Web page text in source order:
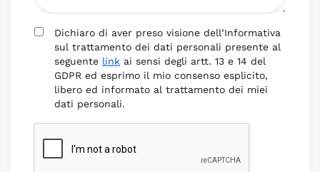
Dichiaro di aver preso visione dell’Informativa
sul trattamento dei dati personali presente al
seguente link ai sensi degli artt. 13 e 14 del
GDPR ed esprimo il mio consenso esplicito,
libero ed informato al trattamento dei miei
dati personali.